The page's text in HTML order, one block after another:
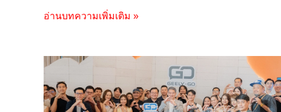
อ่านบทความเพิ่มเติม »